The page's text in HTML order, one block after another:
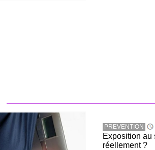
PREVENTION
Exposition au
réellement ?